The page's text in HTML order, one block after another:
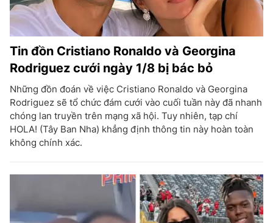
Tin đồn Cristiano Ronaldo và Georgina
Rodriguez cưới ngày 1/8 bị bác bỏ
Những đồn đoán về việc Cristiano Ronaldo và Georgina
Rodriguez sẽ tổ chức đám cưới vào cuối tuần này đã nhanh
chóng lan truyền trên mạng xã hội. Tuy nhiên, tạp chí
HOLA! (Tây Ban Nha) khẳng định thông tin này hoàn toàn
không chính xác.